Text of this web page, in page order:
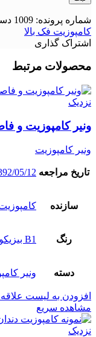
شماره پرونده: 1009
کامپوزیت فک بالا
اشتراک گذاری
محصولات مرتبط
نزدیک
ونیر کامپوزیت و
ونیر کامپوزیت
تاریخ مراجعه 05/12
سازنده
رنگ B1 بیزیکو
دسته ونیر
افزودن به لیست علاقه
مشاهده سریع
نزدیک